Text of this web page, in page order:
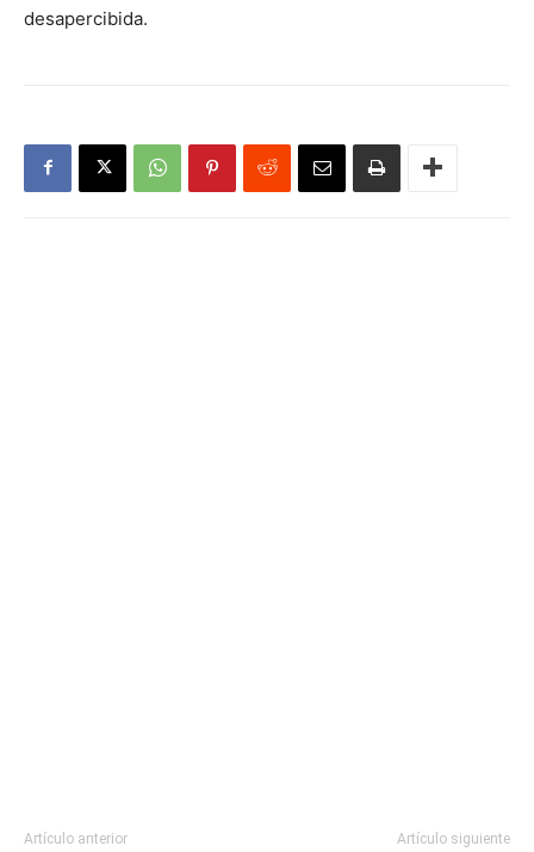
desapercibida.
Artículo anterior Artículo siguiente